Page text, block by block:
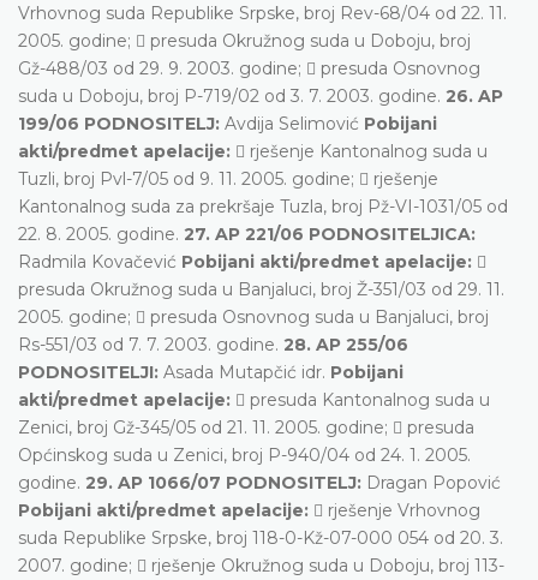
Vrhovnog suda Republike Srpske, broj Rev-68/04 od 22. 11.
2005. godine;  presuda Okružnog suda u Doboju, broj
Gž-488/03 od 29. 9. 2003. godine;  presuda Osnovnog
suda u Doboju, broj P-719/02 od 3. 7. 2003. godine. 26. AP
199/06 PODNOSITELJ: Avdija Selimović Pobijani
akti/predmet apelacije:  rješenje Kantonalnog suda u
Tuzli, broj Pvl-7/05 od 9. 11. 2005. godine;  rješenje
Kantonalnog suda za prekršaje Tuzla, broj Pž-VI-1031/05 od
22. 8. 2005. godine. 27. AP 221/06 PODNOSITELJICA:
Radmila Kovačević Pobijani akti/predmet apelacije: 
presuda Okružnog suda u Banjaluci, broj Ž-351/03 od 29. 11.
2005. godine;  presuda Osnovnog suda u Banjaluci, broj
Rs-551/03 od 7. 7. 2003. godine. 28. AP 255/06
PODNOSITELJI: Asada Mutapčić idr. Pobijani
akti/predmet apelacije:  presuda Kantonalnog suda u
Zenici, broj Gž-345/05 od 21. 11. 2005. godine;  presuda
Općinskog suda u Zenici, broj P-940/04 od 24. 1. 2005.
godine. 29. AP 1066/07 PODNOSITELJ: Dragan Popović
Pobijani akti/predmet apelacije:  rješenje Vrhovnog
suda Republike Srpske, broj 118-0-Kž-07-000 054 od 20. 3.
2007. godine;  rješenje Okružnog suda u Doboju, broj 113-